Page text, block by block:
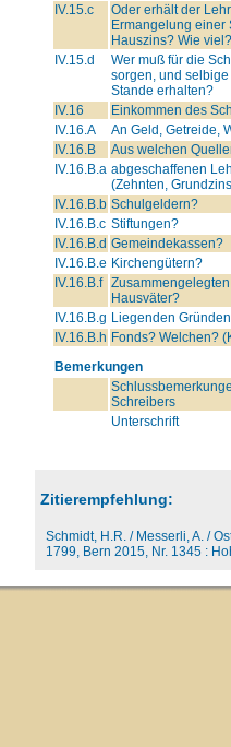
IV.15.c
Oder erhält der
Ermangelung einer
Hauszins? Wie viel?
IV.15.d
Wer muß für die
sorgen, und
Stande erhalten?
IV.16
Einkommen des
IV.16.A
An Geld, Getreide,
IV.16.B
Aus welchen
IV.16.B.a abgeschaffenen
(Zehnten,
IV.16.B.b Schulgeldern?
IV.16.B.c Stiftungen?
IV.16.B.d Gemeindekassen?
IV.16.B.e Kirchengütern?
IV.16.B.f
Hausväter?
IV.16.B.g Liegenden
IV.16.B.h Fonds? Welchen?
Bemerkungen
Schreibers
Unterschrift
Zitierempfehlung:
Schmidt, H.R. / Messerli, A. /
1799, Bern 2015, Nr. 1345 :